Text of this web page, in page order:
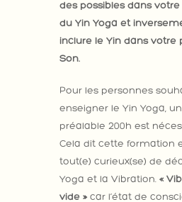
des possibles dans
du Yin Yoga et
inclure le Yin dans votre
Son.
Pour les personnes
enseigner le Yin Yoga,
préalable 200h est
Cela dit cette formation
tout(e) curieux(se) de
Yoga et la Vibration. «
vide » car l’état de